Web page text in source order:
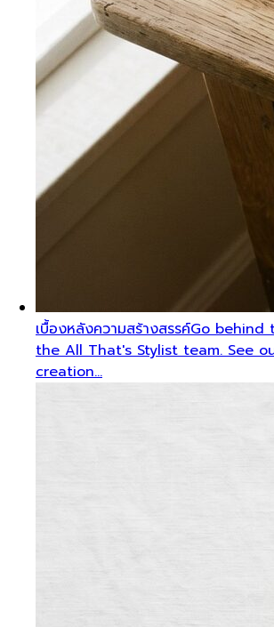
เบื้องหลังความสร้างสรรค์Go behind
the All That's Stylist team. See
creation…